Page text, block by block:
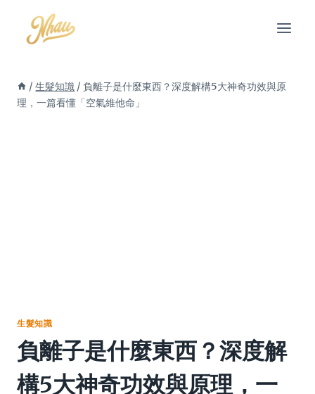
content
/ 生髮知識 / 負離子是什麼東西？深度解構5大神奇功效與原
理，一篇看懂「空氣維他命」
生髮知識
負離子是什麼東西？深度解
構5大神奇功效與原理，一